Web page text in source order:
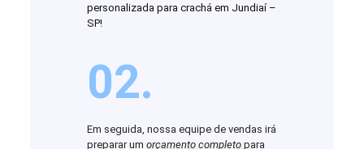
personalizada para crachá em Jundiaí –
SP!
02.
Em seguida, nossa equipe de vendas irá
preparar umorçamento completopara